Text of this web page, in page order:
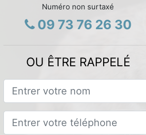
Numéro non surtaxé
09 73 76 26 30
OU ÊTRE RAPPELÉ